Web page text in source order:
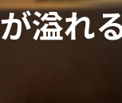
溢れ